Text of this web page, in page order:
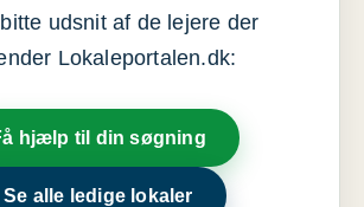
udsnit af de lejere der
Lokaleportalen.dk:
hjælp til din søgning
Se alle ledige lokaler